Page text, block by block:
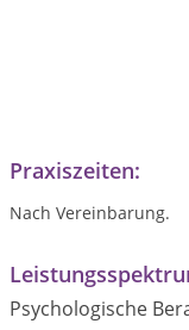
Praxiszeiten:
Nach Vereinbarung.
Psychologische